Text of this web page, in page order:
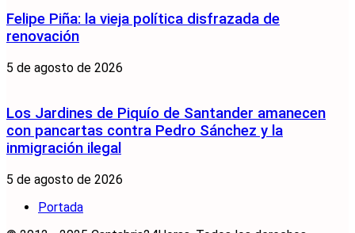
Felipe Piña: la vieja política disfrazada de
renovación
5 de agosto de 2026
Los Jardines de Piquío de Santander amanecen
con pancartas contra Pedro Sánchez y la
inmigración ilegal
5 de agosto de 2026
Portada